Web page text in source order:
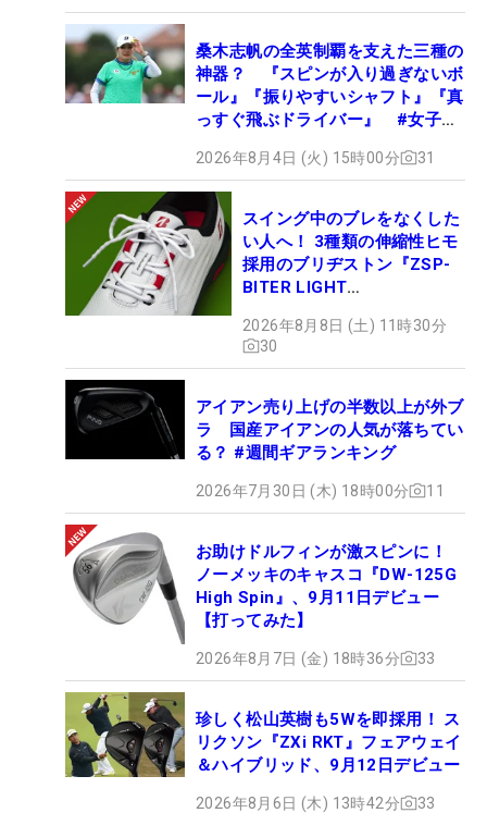
桑木志帆の全英制覇を支えた三種の
神器？ 『スピンが入り過ぎないボ
ール』『振りやすいシャフト』『真
っすぐ飛ぶドライバー』 #女子プ
2026年8月4日 (火) 15時00分 31
スイング中のブレをなくした
い人へ！ 3種類の伸縮性ヒモ
採用のブリヂストン『ZSP-
BITER LIGHT
ュー
2026年8月8日 (土) 11時30分
30
アイアン売り上げの半数以上が外ブ
ラ 国産アイアンの人気が落ちてい
る？ #週間ギアランキング
2026年7月30日 (木) 18時00分 11
お助けドルフィンが激スピンに！
ノーメッキのキャスコ『DW-125G
High Spin』、9月11日デビュー
【打ってみた】
2026年8月7日 (金) 18時36分 33
珍しく松山英樹も5Wを即採用！ ス
リクソン『ZXi RKT』フェアウェイ
＆ハイブリッド、9月12日デビュー
2026年8月6日 (木) 13時42分 33